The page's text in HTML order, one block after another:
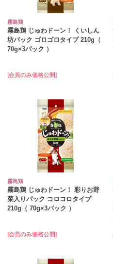
霧島鶏
霧島鶏 じゅわドーン！ くいしん
坊パック ゴロゴロタイプ 210g（
70g×3パック ）
[会員のみ価格公開]
霧島鶏
霧島鶏 じゅわドーン！ 彩りお野
菜入りパック コロコロタイプ
210g（ 70g×3パック ）
[会員のみ価格公開]